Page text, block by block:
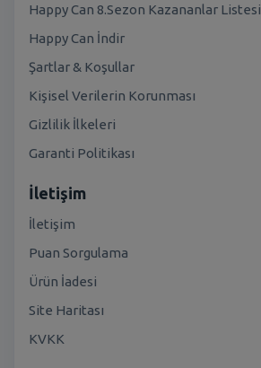
Happy Can 8.Sezon Kazananlar Listesi
Happy Can İndir
Şartlar & Koşullar
Kişisel Verilerin Korunması
Gizlilik İlkeleri
Garanti Politikası
İletişim
İletişim
Puan Sorgulama
Ürün İadesi
Site Haritası
KVKK